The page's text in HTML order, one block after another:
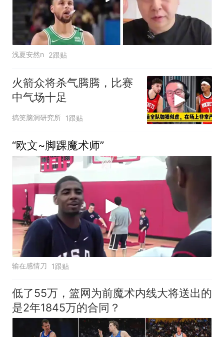
浅夏安然n 2跟贴
火箭众将杀气腾腾，比赛
中气场十足
搞笑脑洞研究所 1跟贴
“欧文~脚踝魔术师”
输在感情刀 1跟贴
低了55万，篮网为前魔术内线大将送出的
是2年1845万的合同？